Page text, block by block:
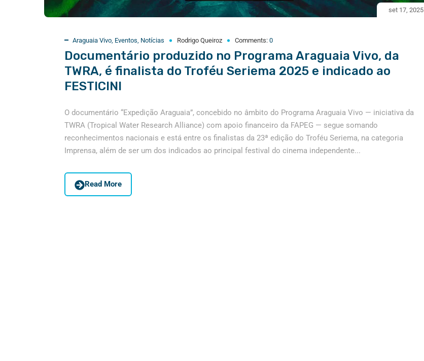
set 17, 2025
Araguaia Vivo, Eventos, Notícias Rodrigo Queiroz Comments: 0
Documentário produzido no Programa Araguaia Vivo, da
TWRA, é finalista do Troféu Seriema 2025 e indicado ao
FESTICINI
O documentário “Expedição Araguaia”, concebido no âmbito do Programa Araguaia Vivo — iniciativa da
TWRA (Tropical Water Research Alliance) com apoio financeiro da FAPEG — segue somando
reconhecimentos nacionais e está entre os finalistas da 23ª edição do Troféu Seriema, na categoria
Imprensa, além de ser um dos indicados ao principal festival do cinema independente...
Read More